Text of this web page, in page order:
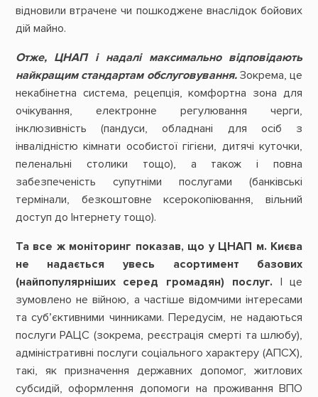
відновили втрачене чи пошкоджене внаслідок бойових
дій майно.
Отже, ЦНАП і надалі максимально відповідають
найкращим стандартам обслуговування.Зокрема, це
некабінетна система, рецепція, комфортна зона для
очікування, електронне регулювання черги,
інклюзивність (пандуси, обладнані для осіб з
інвалідністю кімнати особистої гігієни, дитячі куточки,
пеленальні столики тощо), а також і повна
забезпеченість супутніми послугами (банківські
термінали, безкоштовне ксерокопіювання, вільний
доступ до Інтернету тощо).
Та все ж моніторинг показав, що у ЦНАП м. Києва
не надається увесь асортимент базових
(найпопулярніших серед громадян) послуг. І це
зумовлено не війною, а частіше відомчими інтересами
та суб’єктивними чинниками. Передусім, не надаються
послуги РАЦС (зокрема, реєстрація смерті та шлюбу),
адміністративні послуги соціального характеру (АПСХ),
такі, як призначення державних допомог, житлових
субсидій, оформлення допомоги на проживання ВПО